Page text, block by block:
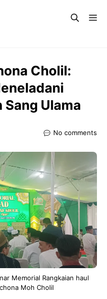
Cholil:
Ulama
No comments
Memorial Rangkaian haul
Moh Cholil